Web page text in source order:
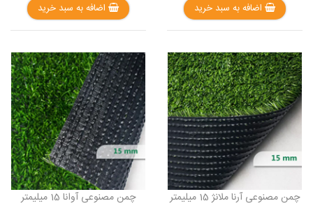
اضافه به سبد خرید اضافه به سبد خرید
چمن مصنوعی آرنا ملانژ 15 میلیمتر چمن مصنوعی آوانا 15 میلیمتر